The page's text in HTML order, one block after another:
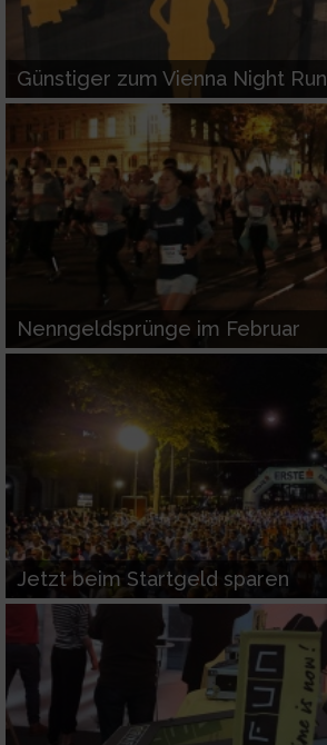
Günstiger zum Vienna Night Run
Nenngeldsprünge im Februar
Jetzt beim Startgeld sparen